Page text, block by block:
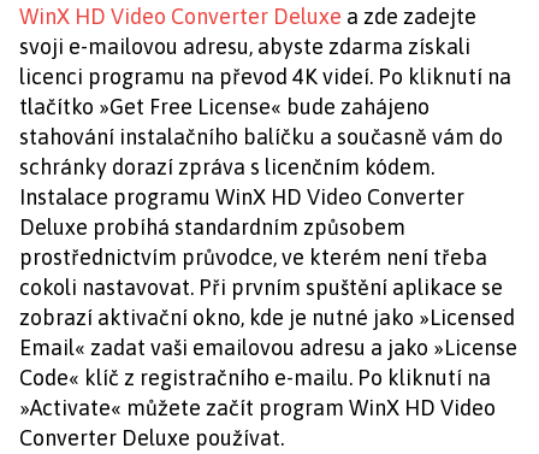
WinX HD Video Converter Deluxe a zde zadejte
svoji e-mailovou adresu, abyste zdarma získali
licenci programu na převod 4K videí. Po kliknutí na
tlačítko »Get Free License« bude zahájeno
stahování instalačního balíčku a současně vám do
schránky dorazí zpráva s licenčním kódem.
Instalace programu WinX HD Video Converter
Deluxe probíhá standardním způsobem
prostřednictvím průvodce, ve kterém není třeba
cokoli nastavovat. Při prvním spuštění aplikace se
zobrazí aktivační okno, kde je nutné jako »Licensed
Email« zadat vaši emailovou adresu a jako »License
Code« klíč z registračního e-mailu. Po kliknutí na
»Activate« můžete začít program WinX HD Video
Converter Deluxe používat.